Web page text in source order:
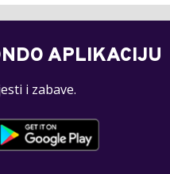
APLIKACIJU
i zabave.